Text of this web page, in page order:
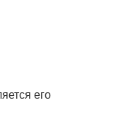
его